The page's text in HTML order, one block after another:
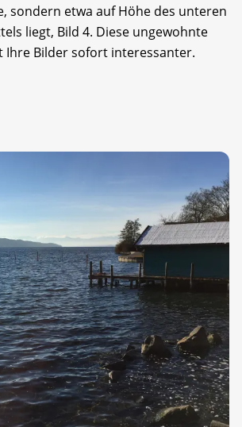
sondern etwa auf Höhe des unteren
liegt, Bild 4. Diese ungewohnte
Ihre Bilder sofort interessanter.